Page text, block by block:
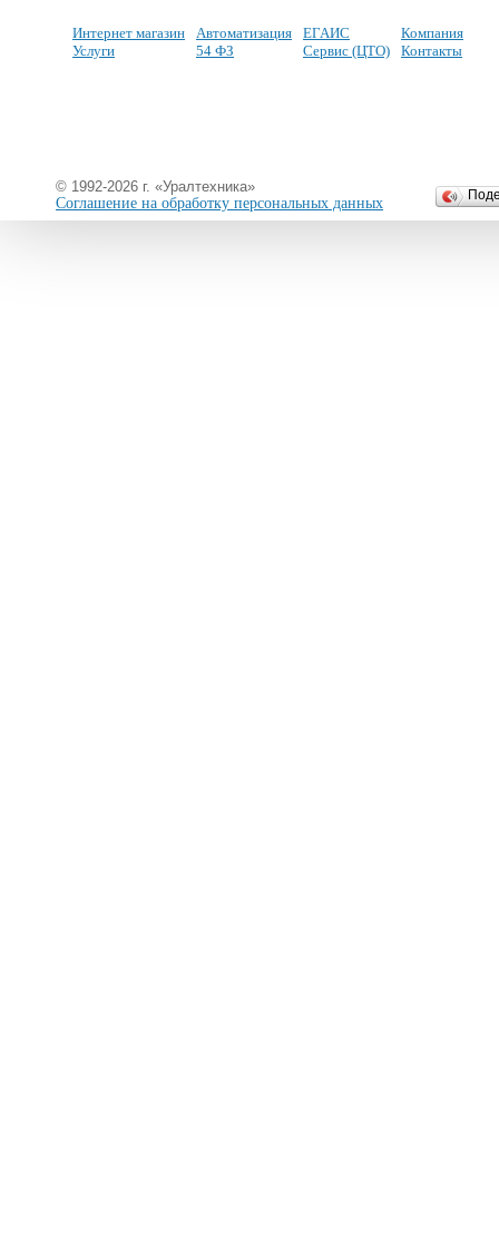
Интернет магазин
Услуги
Автоматизация
54 ФЗ
ЕГАИС
Сервис (ЦТО)
Компания
Контакты
© 1992-2026 г. «Уралтехника»
Соглашение на обработку персональных данных